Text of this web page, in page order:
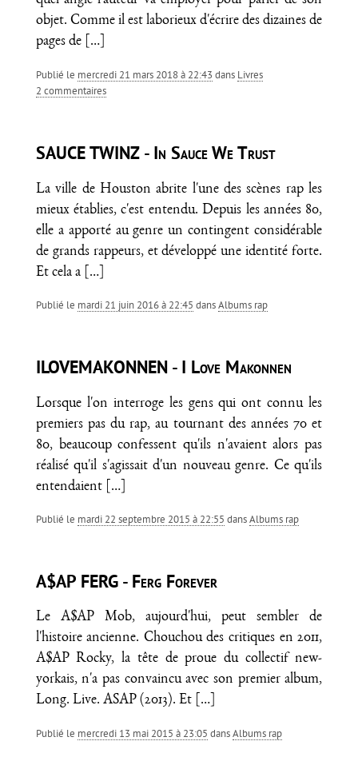
objet. Comme il est laborieux d'écrire des dizaines de
pages de
[…]
Publié le mercredi 21 mars 2018 à 22:43 dans Livres
2 commentaires
SAUCE TWINZ - In Sauce We Trust
La ville de Houston abrite l'une des scènes rap les
mieux établies, c'est entendu. Depuis les années 80,
elle a apporté au genre un contingent considérable
de grands rappeurs, et développé une identité forte.
Et cela a
[…]
Publié le mardi 21 juin 2016 à 22:45 dansAlbums rap
ILOVEMAKONNEN - I Love Makonnen
Lorsque l'on interroge les gens qui ont connu les
premiers pas du rap, au tournant des années 70 et
80, beaucoup confessent qu'ils n'avaient alors pas
réalisé qu'il s'agissait d'un nouveau genre. Ce qu'ils
entendaient
[…]
Publié le mardi 22 septembre 2015 à 22:55 dansAlbums rap
A$AP FERG - Ferg Forever
Le A$AP Mob, aujourd'hui, peut sembler de
l'histoire ancienne. Chouchou des critiques en 2011,
A$AP Rocky, la tête de proue du collectif new-
yorkais, n'a pas convaincu avec son premier album,
Long. Live. ASAP (2013). Et
[…]
Publié le mercredi 13 mai 2015 à 23:05 dansAlbums rap